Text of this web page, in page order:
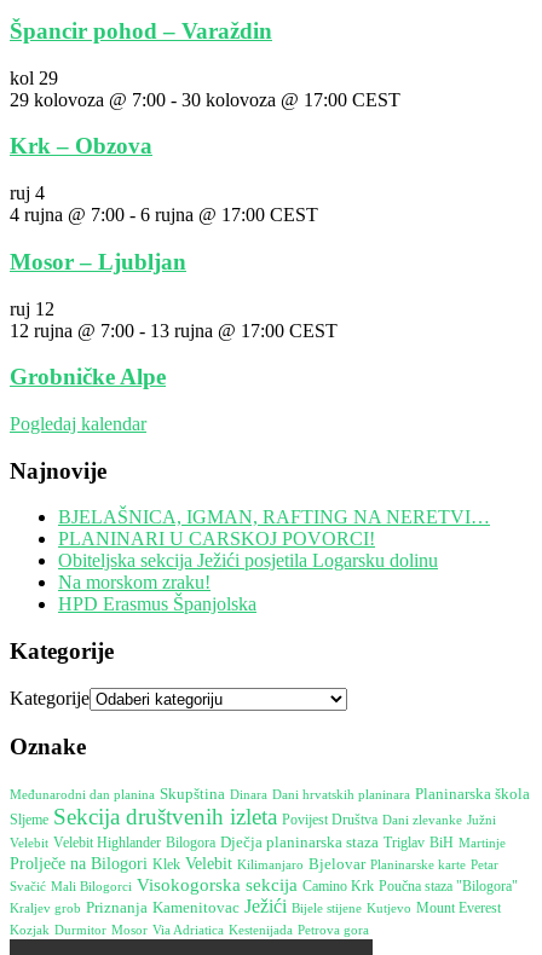
Špancir pohod – Varaždin
kol 29
29 kolovoza @ 7:00 - 30 kolovoza @ 17:00 CEST
Krk – Obzova
ruj 4
4 rujna @ 7:00 - 6 rujna @ 17:00 CEST
Mosor – Ljubljan
ruj 12
12 rujna @ 7:00 - 13 rujna @ 17:00 CEST
Grobničke Alpe
Pogledaj kalendar
Najnovije
BJELAŠNICA, IGMAN, RAFTING NA NERETVI…
PLANINARI U CARSKOJ POVORCI!
Obiteljska sekcija Ježići posjetila Logarsku dolinu
Na morskom zraku!
HPD Erasmus Španjolska
Kategorije
Kategorije
Oznake
Međunarodni dan planina Skupština Dinara Dani hrvatskih planinara Planinarska škola
Sljeme Sekcija društvenih izleta Povijest Društva Dani zlevanke Južni
Velebit Velebit Highlander Bilogora Dječja planinarska staza Triglav BiH Martinje
Prolječe na Bilogori Klek Velebit Kilimanjaro Bjelovar Planinarske karte Petar
Svačić Mali Bilogorci Visokogorska sekcija Camino Krk Poučna staza "Bilogora"
Kraljev grob Priznanja Kamenitovac Ježići Bijele stijene Kutjevo Mount Everest
Kozjak Durmitor Mosor Via Adriatica Kestenijada Petrova gora